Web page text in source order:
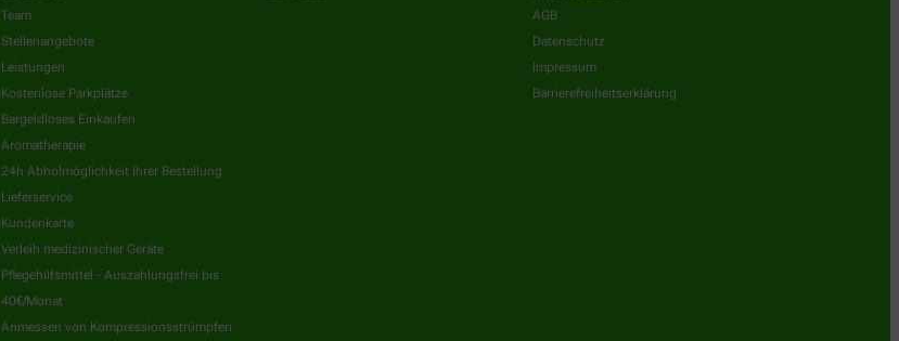
Team
Stellenangebote
Leistungen
Kostenlose Parkplätze
Bargeldloses Einkaufen
Aromatherapie
24h Abholmöglichkeit Ihrer Bestellung
Lieferservice
Kundenkarte
Verleih medizinischer Geräte
Pflegehilfsmittel - Auszahlungsfrei bis
40€/Monat
Anmessen von Kompressionsstrümpfen
AGB
Datenschutz
Impressum
Barrierefreiheitserklärung